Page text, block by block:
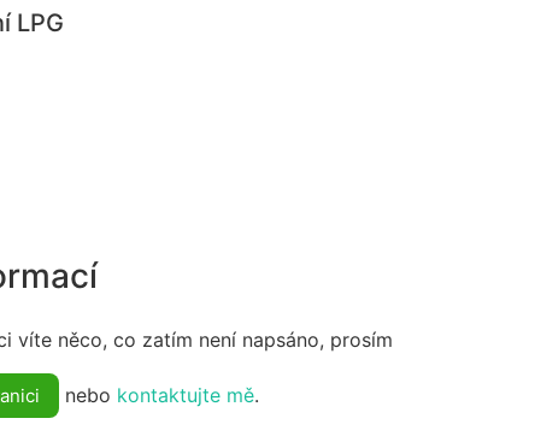
LPG
víte něco, co zatím není napsáno, prosím
nebo kontaktujte mě.